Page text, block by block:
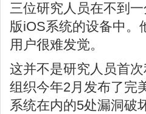
三位研究人员在不到
版iOS系统的设备中。
用户很难发觉。
这并不是研究人员首
组织今年2月发布了完
系统在内的5处漏洞破